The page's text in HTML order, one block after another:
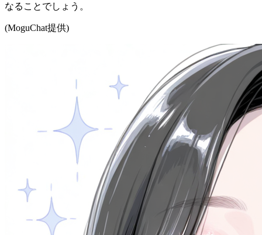
なることでしょう。
(MoguChat提供)